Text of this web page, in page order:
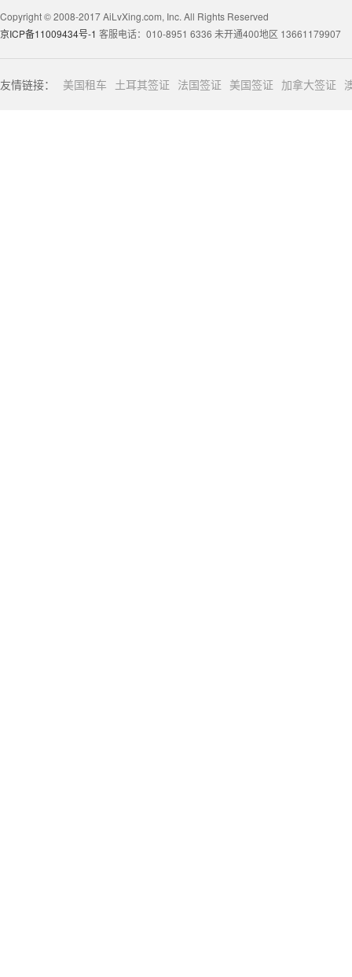
Copyright © 2008-2017 AiLvXing.com, Inc. All Rights Reserved
京ICP备11009434号-1 客服电话：010-8951 6336 未开通400地区 13661179907
友情链接： 美国租车 土耳其签证 法国签证 美国签证 加拿大签证